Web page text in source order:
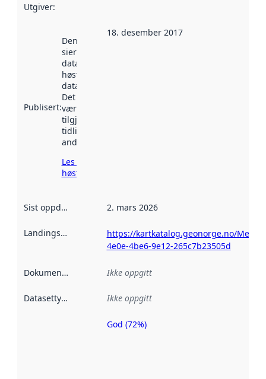
Utgiver:
Publisert:
Denne datoen
sier når
datasettet ble
høstet av
data.norge.no.
Det kan ha
vært
tilgjengelig
tidligere
andre steder.
Les mer om
høsting her
18. desember 2017
Sist oppdatert 2. mars 2026
Landingsside
https://kartkatalog.geonorge.no/
4e0e-4be6-9e12-265c7b23505d
Dokumentasjon Ikke oppgitt
Datasettype Ikke oppgitt
Metadatakvalitet
God (72%)